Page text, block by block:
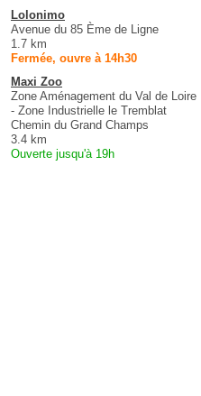
Lolonimo
Avenue du 85 Ème de Ligne
1.7 km
Fermée, ouvre à 14h30
Maxi Zoo
Zone Aménagement du Val de Loire
- Zone Industrielle le Tremblat
Chemin du Grand Champs
3.4 km
Ouverte jusqu'à 19h